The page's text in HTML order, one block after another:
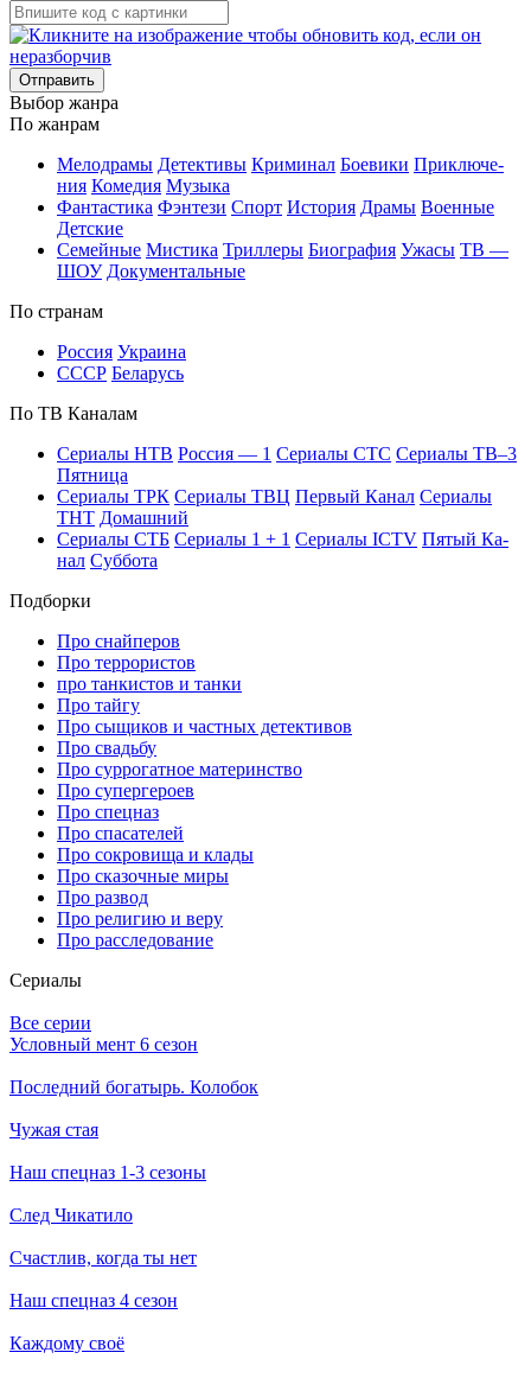
Отправить
Вы­бор жан­ра
По жан­рам
Ме­ло­дра­мы Де­тек­ти­вы Кри­ми­нал Бое­ви­ки При­клю­че­
ния Ко­ме­дия Му­зы­ка
Фан­та­сти­ка Фэн­те­зи Спорт Ис­то­рия Дра­мы Во­ен­ные
Дет­ские
Се­мей­ные Мис­ти­ка Трил­ле­ры Био­гра­фия Ужа­сы ТВ —
ШОУ До­ку­мен­таль­ные
По стра­нам
Рос­сия Ук­раи­на
СССР Бе­ла­русь
По ТВ Ка­на­лам
Се­риа­лы НТВ Рос­сия — 1 Се­риа­лы СТС Се­риа­лы ТВ–3
Пят­ни­ца
Се­риа­лы ТРК Се­риа­лы ТВЦ Пер­вый Ка­нал Се­риа­лы
ТНТ До­маш­ний
Се­риа­лы СТБ Се­риа­лы 1 + 1 Се­риа­лы ICTV Пя­тый Ка­
нал Суб­бо­та
Подборки
Про снайперов
Про террористов
про танкистов и танки
Про тайгу
Про сыщиков и частных детективов
Про свадьбу
Про суррогатное материнство
Про супергероев
Про спецназ
Про спасателей
Про сокровища и клады
Про сказочные миры
Про развод
Про религию и веру
Про расследование
Се­риа­лы
Все серии
Условный мент 6 сезон
Последний богатырь. Колобок
Чужая стая
Наш спецназ 1-3 сезоны
След Чикатило
Счастлив, когда ты нет
Наш спецназ 4 сезон
Каждому своё